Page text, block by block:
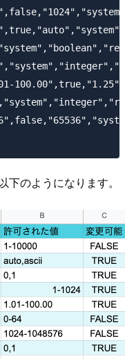
のようになります。